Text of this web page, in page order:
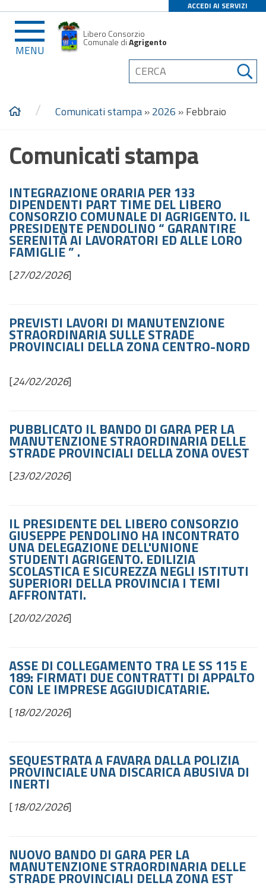
ACCEDI AI SERVIZI
MENU
Libero Consorzio
Comunale diAgrigento
/ Comunicati stampa»2026 »Febbraio
Comunicati stampa
INTEGRAZIONE ORARIA PER 133
DIPENDENTI PART TIME DEL LIBERO
CONSORZIO COMUNALE DI AGRIGENTO. IL
PRESIDENTE PENDOLINO “ GARANTIRE
SERENITÀ AI LAVORATORI ED ALLE LORO
FAMIGLIE ” .
[27/02/2026]
PREVISTI LAVORI DI MANUTENZIONE
STRAORDINARIA SULLE STRADE
PROVINCIALI DELLA ZONA CENTRO-NORD
[24/02/2026]
PUBBLICATO IL BANDO DI GARA PER LA
MANUTENZIONE STRAORDINARIA DELLE
STRADE PROVINCIALI DELLA ZONA OVEST
[23/02/2026]
IL PRESIDENTE DEL LIBERO CONSORZIO
GIUSEPPE PENDOLINO HA INCONTRATO
UNA DELEGAZIONE DELL'UNIONE
STUDENTI AGRIGENTO. EDILIZIA
SCOLASTICA E SICUREZZA NEGLI ISTITUTI
SUPERIORI DELLA PROVINCIA I TEMI
AFFRONTATI.
[20/02/2026]
ASSE DI COLLEGAMENTO TRA LE SS 115 E
189: FIRMATI DUE CONTRATTI DI APPALTO
CON LE IMPRESE AGGIUDICATARIE.
[18/02/2026]
SEQUESTRATA A FAVARA DALLA POLIZIA
PROVINCIALE UNA DISCARICA ABUSIVA DI
INERTI
[18/02/2026]
NUOVO BANDO DI GARA PER LA
MANUTENZIONE STRAORDINARIA DELLE
STRADE PROVINCIALI DELLA ZONA EST